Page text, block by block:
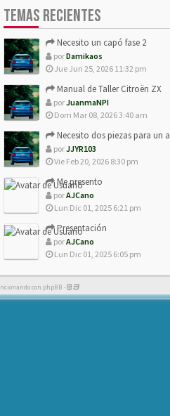
TEMAS RECIENTES
Necesito un capó fase 2
porDamikaos
Jue Jun 25, 2026 11:32 pm
Manual de Taller Citroën ZX
porJuanmaNPI
Dom Mar 08, 2026 3:40 am
Necesito dos piezas para un amigo con ZX.
porJJYR103
Vie Feb 20, 2026 8:30 pm
Me presento
porAJCano
Lun Dic 01, 2025 6:21 pm
Presentación
porAJCano
Lun Dic 01, 2025 6:05 pm
con phpBB -